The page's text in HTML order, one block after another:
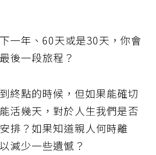
一年、60天或是30天，你會
後一段旅程？
終點的時候，但如果能確切
活幾天，對於人生我們是否
排？如果知道親人何時離
減少一些遺憾？